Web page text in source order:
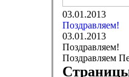
03.01.2013
Поздравляем!
03.01.2013
Поздравляем!
Поздравляем